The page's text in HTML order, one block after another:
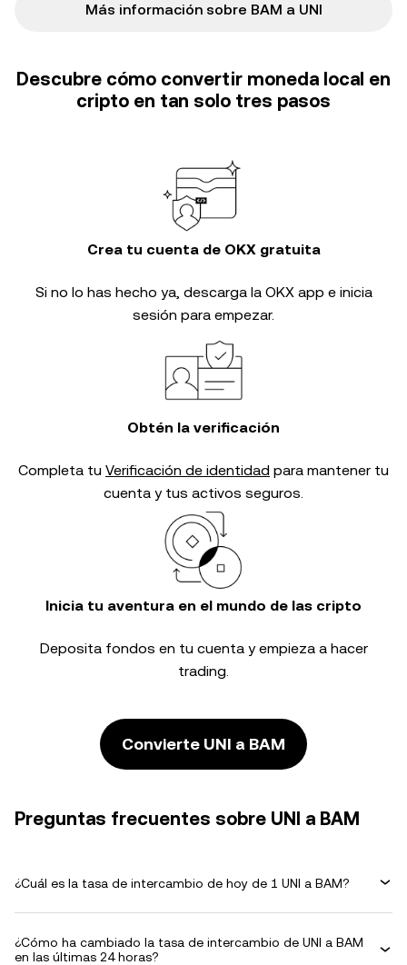
Más información sobre BAM a UNI
Descubre cómo convertir moneda local en
cripto en tan solo tres pasos
Crea tu cuenta de OKX gratuita
Si no lo has hecho ya, descarga la OKX app e inicia
sesión para empezar.
Obtén la verificación
Completa tu Verificación de identidad para mantener tu
cuenta y tus activos seguros.
Inicia tu aventura en el mundo de las cripto
Deposita fondos en tu cuenta y empieza a hacer
trading.
Convierte UNI a BAM
Preguntas frecuentes sobre UNI a BAM
¿Cuál es la tasa de intercambio de hoy de 1 UNI a BAM?
¿Cómo ha cambiado la tasa de intercambio de UNI a BAM
en las últimas 24 horas?